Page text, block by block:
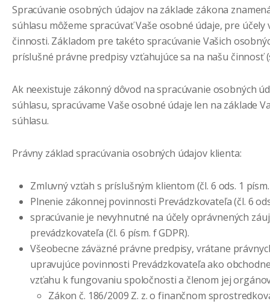
Spracúvanie osobných údajov na základe zákona
súhlasu môžeme spracúvať Vaše osobné údaje, pre účely
činnosti. Základom pre takéto spracúvanie Vašich
príslušné právne predpisy vzťahujúce sa na našu činnosť
Ak neexistuje zákonný dôvod na spracúvanie osobných
súhlasu, spracúvame Vaše osobné údaje len na základe
súhlasu.
Právny základ spracúvania osobných údajov klienta:
Zmluvný vzťah s príslušným klientom (čl. 6 ods. 1 písm.
Plnenie zákonnej povinnosti Prevádzkovateľa (čl. 6
spracúvanie je nevyhnutné na účely oprávnených
prevádzkovateľa (čl. 6 písm. f GDPR).
Všeobecne záväzné právne predpisy, vrátane
upravujúce povinnosti Prevádzkovateľa ako
vzťahu k fungovaniu spoločnosti a členom jej
Zákon č. 186/2009 Z. z. o finančnom